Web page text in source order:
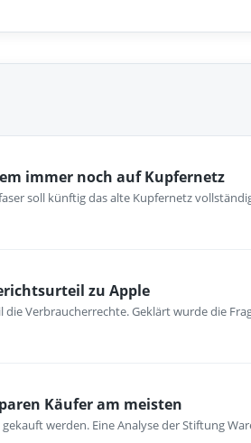
immer noch auf Kupfernetz
soll künftig das alte Kupfernetz
zu Apple
Verbraucherrechte. Geklärt wurde die
Käufer am meisten
werden. Eine Analyse der Stiftung